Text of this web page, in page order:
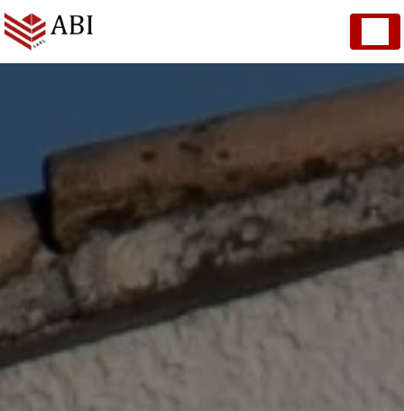
Panneau de gestion des cookies